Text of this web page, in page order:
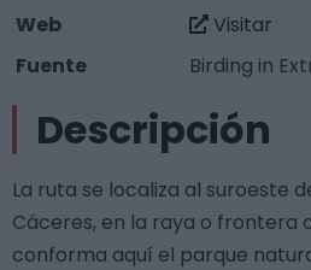
Web
Visitar
Fuente
Birding in
Descripción
La ruta se localiza al suroeste
Cáceres, en la raya o frontera
conforma aquí el parque